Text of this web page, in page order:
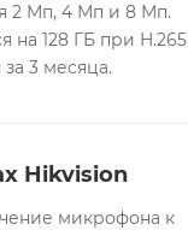
2 Мп, 4 Мп и 8 Мп.
на 128 ГБ при H.265
3 месяца.
Hikvision
микрофона к